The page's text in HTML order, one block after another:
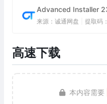
来源：诚通网盘 提取码：
高速下载
本内容需要